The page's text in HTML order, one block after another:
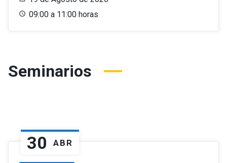
09:00 a 11:00 horas
Seminarios
30 ABR